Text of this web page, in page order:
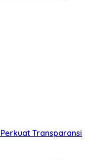
Transparansi